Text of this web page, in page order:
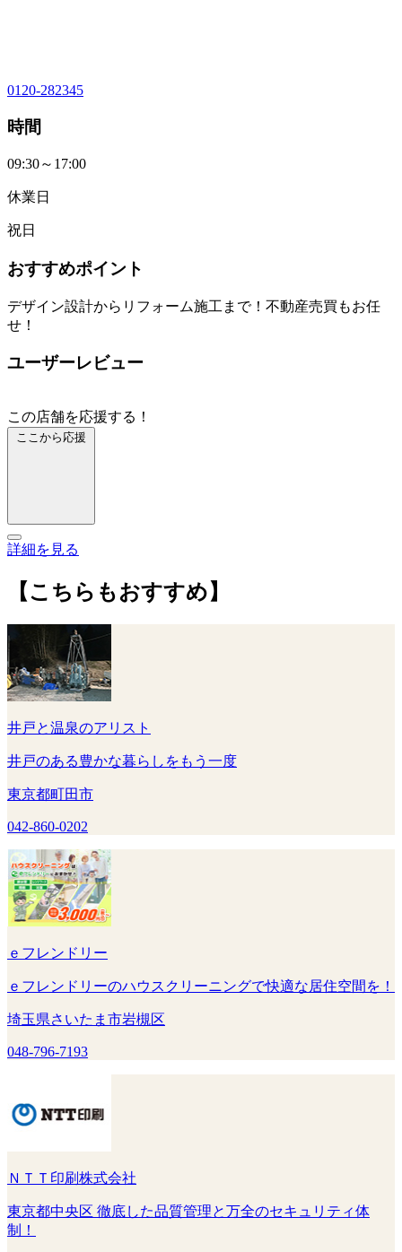
0120-282345
時間
09:30～17:00
休業日
祝日
おすすめポイント
デザイン設計からリフォーム施工まで！不動産売買もお任
せ！
ユーザーレビュー
この店舗を応援する！
ここから応援
詳細を見る
【こちらもおすすめ】
井戸と温泉のアリスト
井戸のある豊かな暮らしをもう一度
東京都町田市
042-860-0202
ｅフレンドリー
ｅフレンドリーのハウスクリーニングで快適な居住空間を！
埼玉県さいたま市岩槻区
048-796-7193
ＮＴＴ印刷株式会社
東京都中央区 徹底した品質管理と万全のセキュリティ体
制！